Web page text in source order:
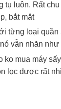
luôn. Rất
bắt mắt
từng loại
vẫn nhăn
mua máy
lọc được rất